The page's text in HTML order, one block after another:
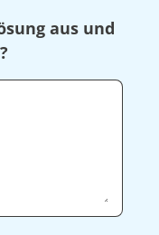
aus und